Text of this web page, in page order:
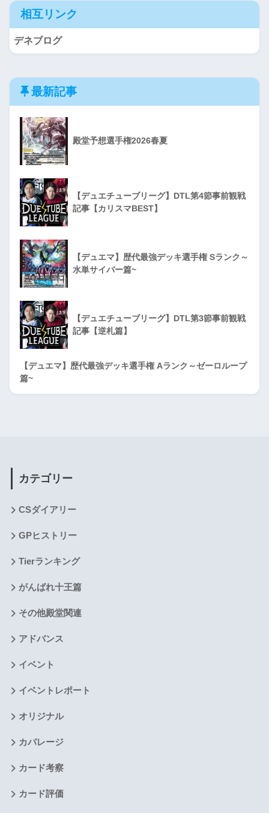
相互リンク
デネブログ
最新記事
殿堂予想選手権2026春夏
【デュエチューブリーグ】DTL第4節事前観戦
記事【カリスマBEST】
【デュエマ】歴代最強デッキ選手権 Sランク～
水単サイバー篇~
【デュエチューブリーグ】DTL第3節事前観戦
記事【逆札篇】
【デュエマ】歴代最強デッキ選手権 Aランク～ゼーロループ
篇~
カテゴリー
CSダイアリー
GPヒストリー
Tierランキング
がんばれ十王篇
その他殿堂関連
アドバンス
イベント
イベントレポート
オリジナル
カバレージ
カード考察
カード評価